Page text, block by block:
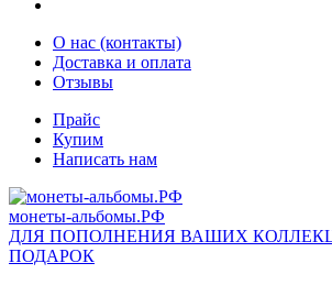
О нас (контакты)
Доставка и оплата
Отзывы
Прайс
Купим
Написать нам
монеты-альбомы.РФ
ДЛЯ ПОПОЛНЕНИЯ ВАШИХ
ПОДАРОК